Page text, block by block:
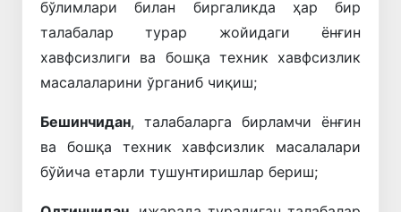
бўлимлари билан биргаликда ҳар бир
талабалар турар жойидаги ёнғин
хавфсизлиги ва бошқа техник хавфсизлик
масалаларини ўрганиб чиқиш;
Бешинчидан, талабаларга бирламчи ёнғин
ва бошқа техник хавфсизлик масалалари
бўйича етарли тушунтиришлар бериш;